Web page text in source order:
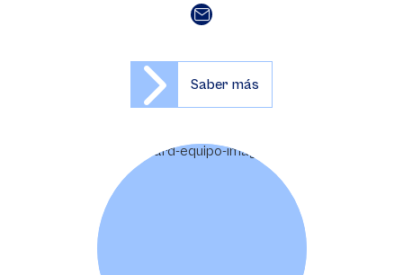
Saber más